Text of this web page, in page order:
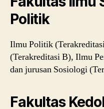
Politik
Ilmu Politik
(Terakreditasi B), Ilmu
dan jurusan Sosiologi
Fakultas